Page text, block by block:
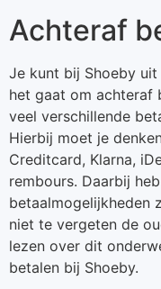
Achteraf
Je kunt bij Shoeby
het gaat om achteraf
veel verschillende
Hierbij moet je
Creditcard, Klarna,
rembours. Daarbij
betaalmogelijkheden
niet te vergeten de
lezen over dit
betalen bij Shoeby.